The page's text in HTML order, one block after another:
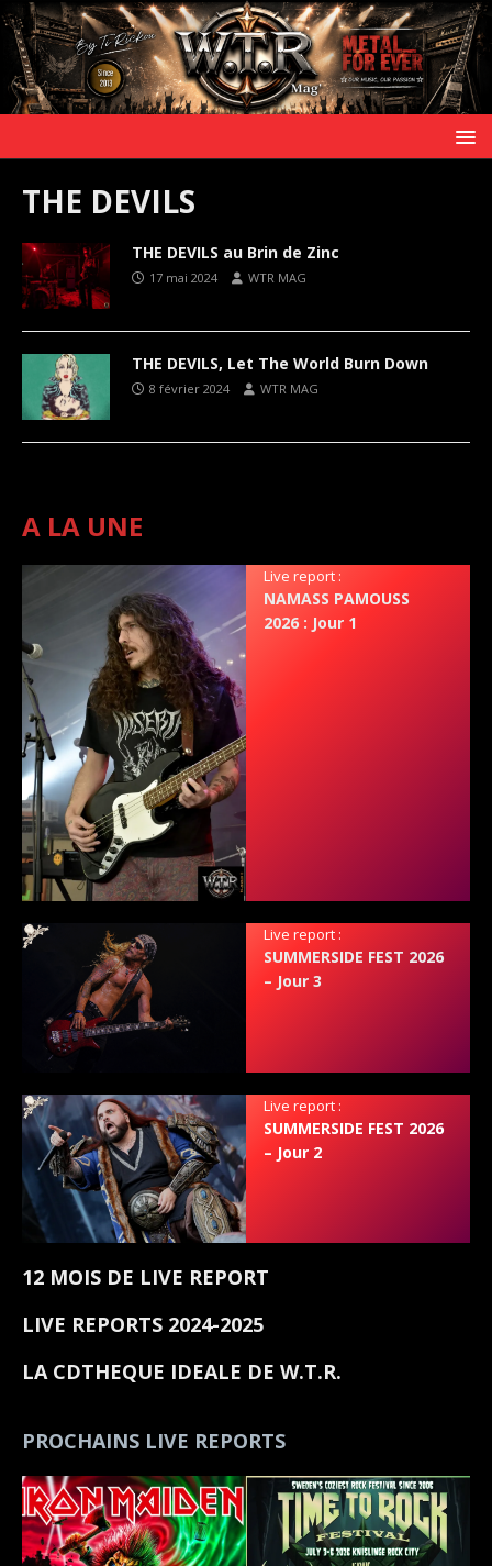
THE DEVILS
THE DEVILS au Brin de Zinc
17 mai 2024 WTR MAG
THE DEVILS, Let The World Burn Down
8 février 2024 WTR MAG
A LA UNE
Live report :
NAMASS PAMOUSS
2026 : Jour 1
Live report :
SUMMERSIDE FEST 2026
– Jour 3
Live report :
SUMMERSIDE FEST 2026
– Jour 2
12 MOIS DE LIVE REPORT
LIVE REPORTS 2024-2025
LA CDTHEQUE IDEALE DE W.T.R.
PROCHAINS LIVE REPORTS